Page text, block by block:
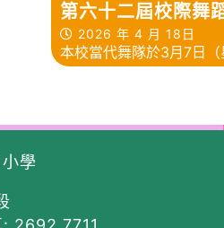
第六十二屆校際舞
舞 2026 年 4 月 18日
本校當代舞隊於3月7日（
學